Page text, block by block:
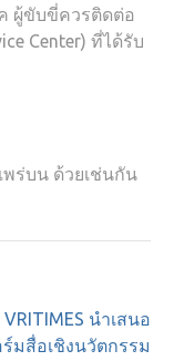
ผู้ขับขี่ควรติดต่อ
Center) ที่ได้รับ
ร่บน ด้วยเช่นกัน
VRITIMES นำเสนอ
มสื่อเชิงนวัตกรรม